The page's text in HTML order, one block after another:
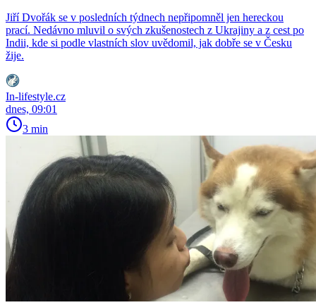
Jiří Dvořák se v posledních týdnech nepřipomněl jen hereckou
prací. Nedávno mluvil o svých zkušenostech z Ukrajiny a z cest po
Indii, kde si podle vlastních slov uvědomil, jak dobře se v Česku
žije.
In-lifestyle.cz
dnes, 09:01
3 min